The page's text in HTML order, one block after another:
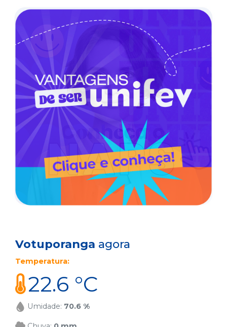
Votuporanga agora
Temperatura:
22.6 °C
Umidade: 70.6 %